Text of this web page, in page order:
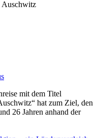
mit dem Titel
hat zum Ziel, den
26 Jahren anhand der